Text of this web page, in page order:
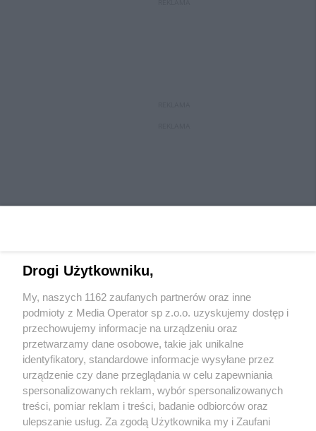
Wydawca mediówlokalnych
Nie zapomnij
zapoznać się z:
polityką prywatności regulamin korzystania z portali
Twojemiasto Skontaktuj się z nami
Drogi Użytkowniku,
My, naszych 1162 zaufanych partnerów oraz inne
podmioty z Media Operator sp z.o.o. uzyskujemy dostęp i
przechowujemy informacje na urządzeniu oraz
przetwarzamy dane osobowe, takie jak unikalne
identyfikatory, standardowe informacje wysyłane przez
urządzenie czy dane przeglądania w celu zapewniania
spersonalizowanych reklam, wybór spersonalizowanych
treści, pomiar reklam i treści, badanie odbiorców oraz
ulepszanie usług. Za zgodą Użytkownika my i Zaufani